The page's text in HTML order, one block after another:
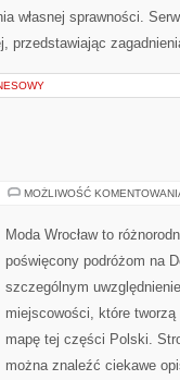
własnej sprawności.
przedstawiając
MOŻLIWOŚĆ
Moda Wrocław to
poświęcony podróżom na
szczególnym
miejscowości, które
mapę tej części Polski.
można znaleźć ciekawe